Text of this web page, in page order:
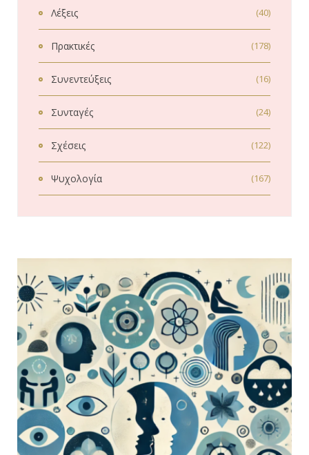
Λέξεις (40)
Πρακτικές (178)
Συνεντεύξεις (16)
Συνταγές (24)
Σχέσεις (122)
Ψυχολογία (167)